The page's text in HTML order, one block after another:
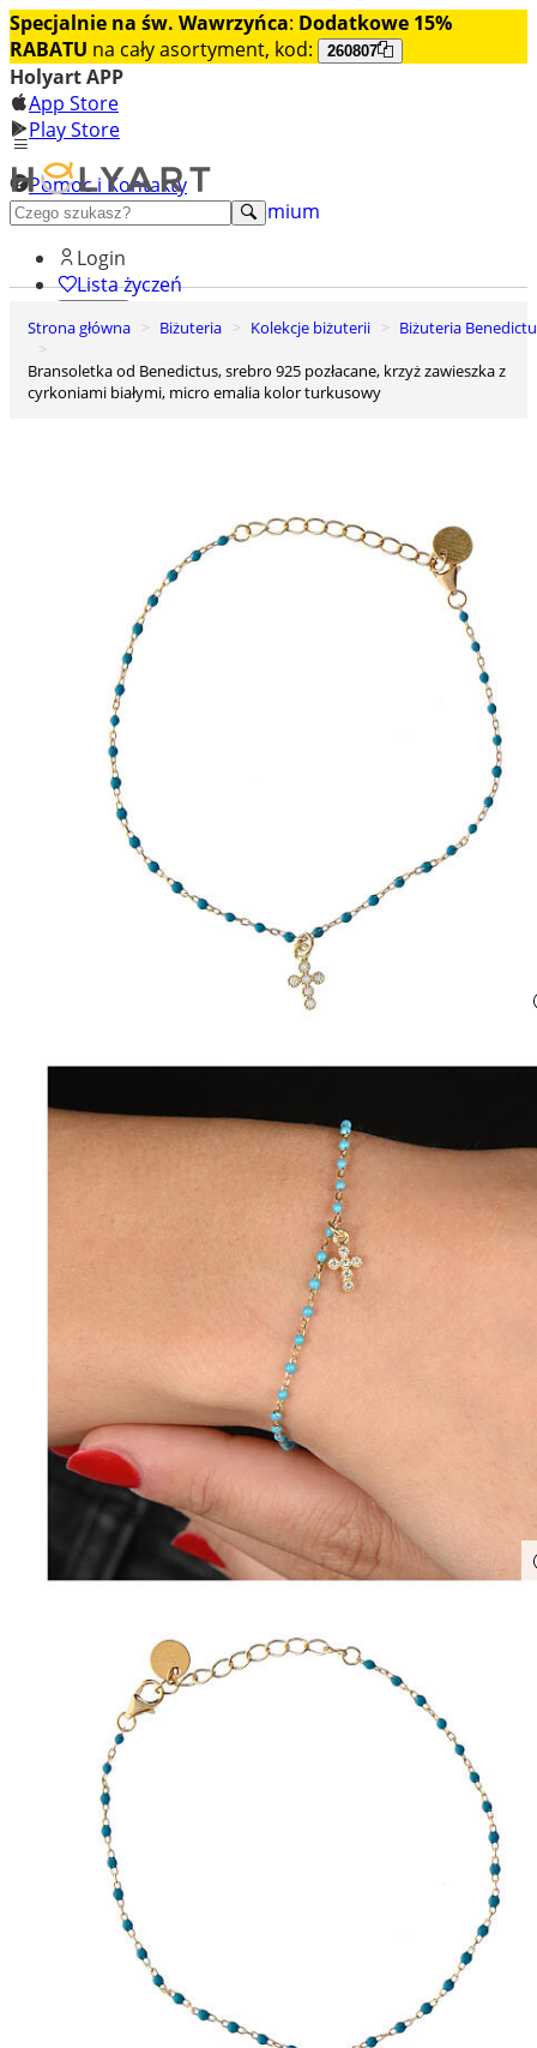
Specjalnie na św. Wawrzyńca: Dodatkowe 15%
RABATU na cały asortyment, kod: 260807
Holyart APP
App Store
Play Store
Pomoc i Kontakty
+48 222 922 860
Odkryj premium
Login
Lista życzeń
0
Strona główna Biżuteria Kolekcje biżuterii
Biżuteria
Bransoletka od Benedictus, srebro 925 pozłacane, krzyż zawieszka z
cyrkoniami białymi, micro emalia kolor turkusowy